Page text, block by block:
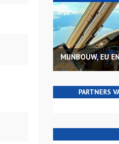
MIJNBOUW, EU
PARTNERS